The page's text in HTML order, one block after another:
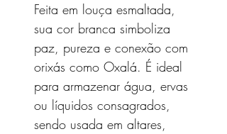
Feita em louça esmaltada,
sua cor branca simboliza
paz, pureza e conexão com
orixás como Oxalá. É ideal
para armazenar água, ervas
ou líquidos consagrados,
sendo usada em altares,